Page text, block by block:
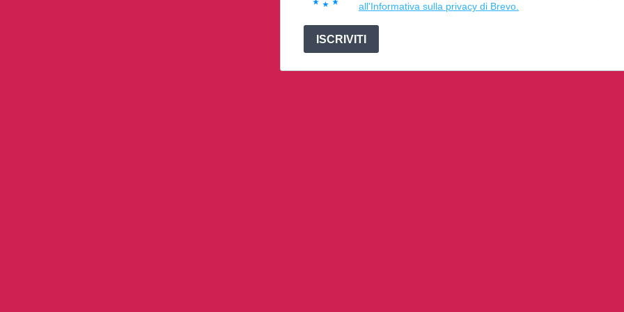
all'Informativa sulla privacy di Brevo.
ISCRIVITI